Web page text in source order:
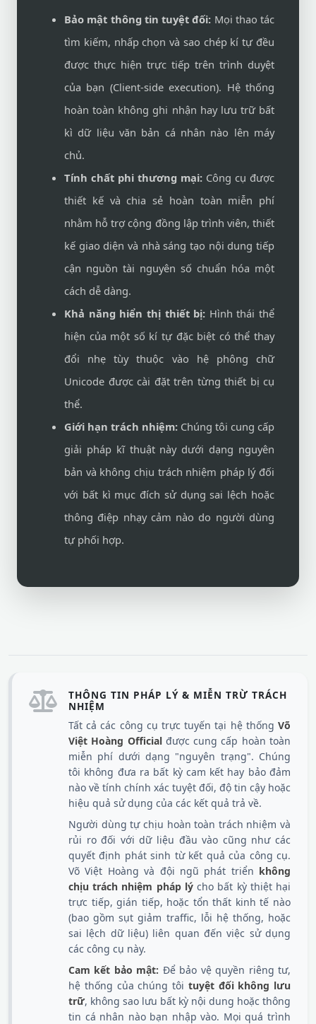
Bảo mật thông tin tuyệt đối: Mọi thao tác
tìm kiếm, nhấp chọn và sao chép kí tự đều
được thực hiện trực tiếp trên trình duyệt
của bạn (Client-side execution). Hệ thống
hoàn toàn không ghi nhận hay lưu trữ bất
kì dữ liệu văn bản cá nhân nào lên máy
chủ.
Tính chất phi thương mại: Công cụ được
thiết kế và chia sẻ hoàn toàn miễn phí
nhằm hỗ trợ cộng đồng lập trình viên, thiết
kế giao diện và nhà sáng tạo nội dung tiếp
cận nguồn tài nguyên số chuẩn hóa một
cách dễ dàng.
Khả năng hiển thị thiết bị: Hình thái thể
hiện của một số kí tự đặc biệt có thể thay
đổi nhẹ tùy thuộc vào hệ phông chữ
Unicode được cài đặt trên từng thiết bị cụ
thể.
Giới hạn trách nhiệm: Chúng tôi cung cấp
giải pháp kĩ thuật này dưới dạng nguyên
bản và không chịu trách nhiệm pháp lý đối
với bất kì mục đích sử dụng sai lệch hoặc
thông điệp nhạy cảm nào do người dùng
tự phối hợp.
THÔNG TIN PHÁP LÝ & MIỄN TRỪ TRÁCH
NHIỆM
Tất cả các công cụ trực tuyến tại hệ thống Võ
Việt Hoàng Officialđược cung cấp hoàn toàn
miễn phí dưới dạng "nguyên trạng". Chúng
tôi không đưa ra bất kỳ cam kết hay bảo đảm
nào về tính chính xác tuyệt đối, độ tin cậy hoặc
hiệu quả sử dụng của các kết quả trả về.
Người dùng tự chịu hoàn toàn trách nhiệm và
rủi ro đối với dữ liệu đầu vào cũng như các
quyết định phát sinh từ kết quả của công cụ.
Võ Việt Hoàng và đội ngũ phát triển không
chịu trách nhiệm pháp lýcho bất kỳ thiệt hại
trực tiếp, gián tiếp, hoặc tổn thất kinh tế nào
(bao gồm sụt giảm traffic, lỗi hệ thống, hoặc
sai lệch dữ liệu) liên quan đến việc sử dụng
các công cụ này.
Cam kết bảo mật: Để bảo vệ quyền riêng tư,
hệ thống của chúng tôi tuyệt đối không lưu
trữ, không sao lưu bất kỳ nội dung hoặc thông
tin cá nhân nào bạn nhập vào. Mọi quá trình